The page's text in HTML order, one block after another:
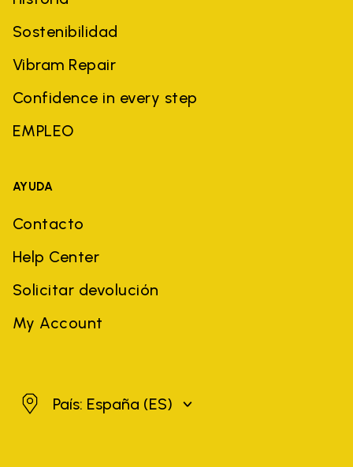
Sostenibilidad
Vibram Repair
Confidence in every step
EMPLEO
AYUDA
Contacto
Help Center
Solicitar devolución
My Account
EspañaPaís: España (ES)